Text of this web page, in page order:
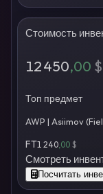
Стоимость
12 450,00 $
Топ предмет
AWP | Asiimov
FT1 240 ,00 $
Смотреть
Посчитать